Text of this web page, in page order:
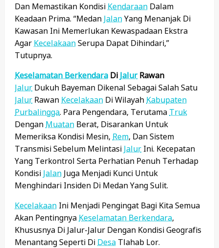
Dan Memastikan Kondisi Kendaraan Dalam
Keadaan Prima. “Medan JalanYang Menanjak Di
Kawasan Ini Memerlukan Kewaspadaan Ekstra
Agar KecelakaanSerupa Dapat Dihindari,”
Tutupnya.
Keselamatan Berkendara Di JalurRawan
Jalur Dukuh Bayeman Dikenal Sebagai Salah Satu
Jalur Rawan Kecelakaan Di Wilayah Kabupaten
Purbalingga. Para Pengendara, Terutama Truk
Dengan Muatan Berat, Disarankan Untuk
Memeriksa Kondisi Mesin, Rem, Dan Sistem
Transmisi Sebelum Melintasi Jalur Ini. Kecepatan
Yang Terkontrol Serta Perhatian Penuh Terhadap
Kondisi Jalan Juga Menjadi Kunci Untuk
Menghindari Insiden Di Medan Yang Sulit.
Kecelakaan Ini Menjadi Pengingat Bagi Kita Semua
Akan Pentingnya Keselamatan Berkendara,
Khususnya Di Jalur-Jalur Dengan Kondisi Geografis
Menantang Seperti Di Desa Tlahab Lor.